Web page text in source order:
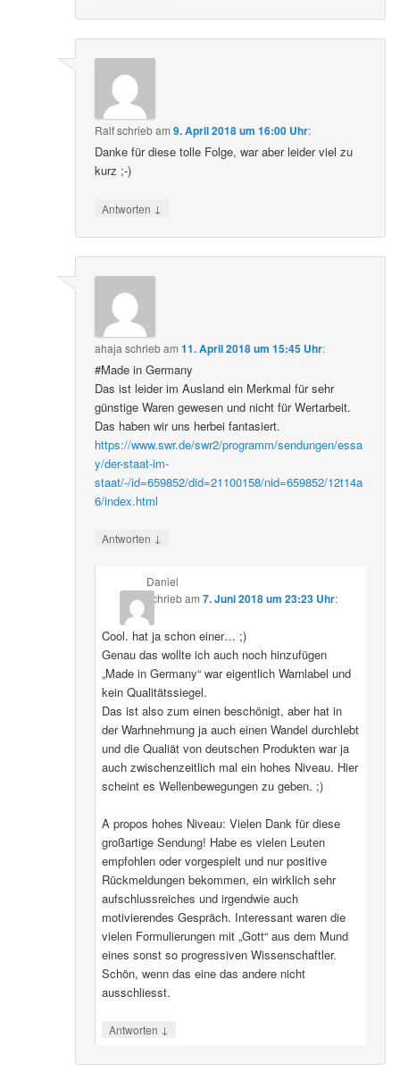
Ralfschriebam9. April 2018 um 16:00 Uhr:
Danke für diese tolle Folge, war aber leider viel zu
kurz ;-)
Antworten ↓
ahaja schriebam11. April 2018 um 15:45 Uhr:
#Made in Germany
Das ist leider im Ausland ein Merkmal für sehr
günstige Waren gewesen und nicht für Wertarbeit.
Das haben wir uns herbei fantasiert.
https://www.swr.de/swr2/programm/sendungen/essa
y/der-staat-im-
staat/-/id=659852/did=21100158/nid=659852/12t14a
6/index.html
Antworten ↓
Daniel
schriebam 7. Juni 2018 um 23:23 Uhr:
Cool. hat ja schon einer… ;)
Genau das wollte ich auch noch hinzufügen
„Made in Germany“ war eigentlich Warnlabel und
kein Qualitätssiegel.
Das ist also zum einen beschönigt, aber hat in
der Warhnehmung ja auch einen Wandel durchlebt
und die Qualiät von deutschen Produkten war ja
auch zwischenzeitlich mal ein hohes Niveau. Hier
scheint es Wellenbewegungen zu geben. ;)
A propos hohes Niveau: Vielen Dank für diese
großartige Sendung! Habe es vielen Leuten
empfohlen oder vorgespielt und nur positive
Rückmeldungen bekommen, ein wirklich sehr
aufschlussreiches und irgendwie auch
motivierendes Gespräch. Interessant waren die
vielen Formulierungen mit „Gott“ aus dem Mund
eines sonst so progressiven Wissenschaftler.
Schön, wenn das eine das andere nicht
ausschliesst.
Antworten ↓